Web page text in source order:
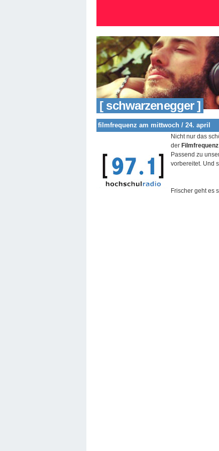
[ schwarzenegger ]
filmfrequenz am mittwoch / 24. april
Nicht nur das
der
Passend zu
vorbereitet. Und
Frischer geht es